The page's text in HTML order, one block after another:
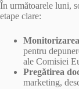
În următoarele luni,
etape clare:
pentru
ale Comisiei
Pregătirea
marketing,